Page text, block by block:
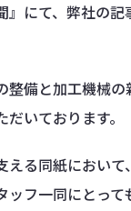
』にて、弊社の記
整備と加工機械
いております。
える同紙におい
ッフ一同にとって